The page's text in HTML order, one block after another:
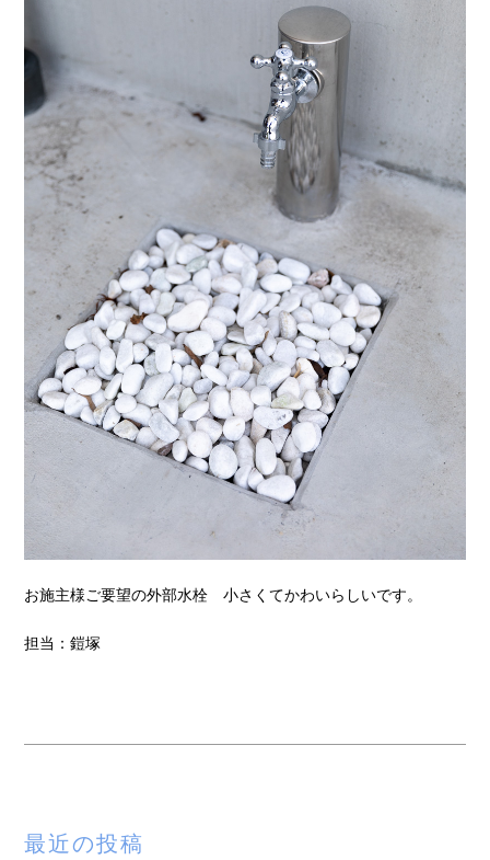
お施主様ご要望の外部水栓 小さくてかわいらしいです。
担当：鎧塚
最近の投稿